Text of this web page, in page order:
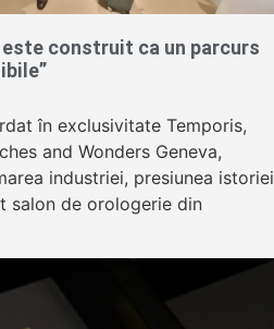
este construit ca un parcurs
în exclusivitate Temporis,
and Wonders Geneva,
industriei, presiunea istoriei
salon de orologerie din